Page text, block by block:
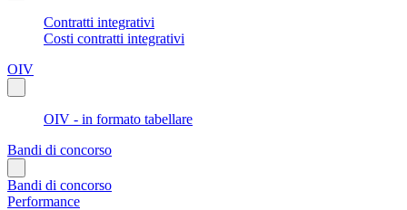
Contratti integrativi
Costi contratti integrativi
OIV
OIV - in formato tabellare
Bandi di concorso
Bandi di concorso
Performance